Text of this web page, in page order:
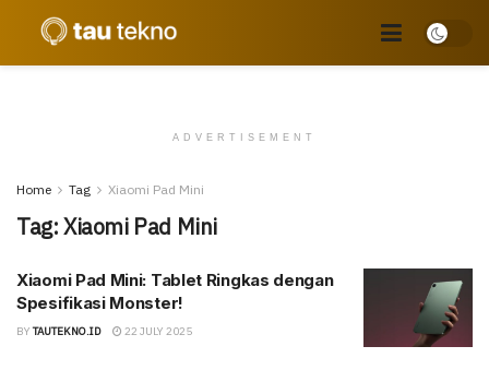
ADVERTISEMENT
Home Tag Xiaomi Pad Mini
Tag:Xiaomi Pad Mini
Xiaomi Pad Mini: Tablet Ringkas dengan
Spesifikasi Monster!
BY TAUTEKNO.ID 22 JULY 2025